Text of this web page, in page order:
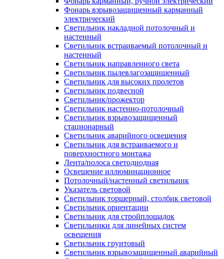
Фонарь взрывозащищенный карманный
электрический
Светильник накладной потолочный и
настенный
Светильник встраиваемый потолочный и
настенный
Светильник направленного света
Светильник пылевлагозащищенный
Светильник для высоких пролетов
Светильник подвесной
Светильник/прожектор
Светильник настенно-потолочный
Светильник взрывозащищенный
стационарный
Светильник аварийного освещения
Светильник для встраиваемого и
поверхностного монтажа
Лента/полоса светодиодная
Освещение иллюминационное
Потолочный/настенный светильник
Указатель световой
Светильник торшерный, столбик световой
Светильник ориентации
Светильник для стройплощадок
Светильники для линейных систем
освещения
Светильник грунтовый
Светильник взрывозащищенный аварийный